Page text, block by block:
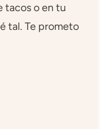
tacos o en tu
tal. Te prometo